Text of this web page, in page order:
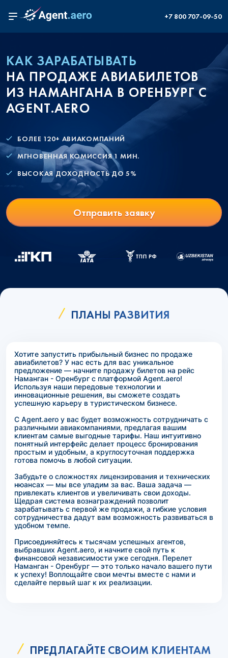
+7 800 707-09-50
КАК ЗАРАБАТЫВАТЬ
НА ПРОДАЖЕ АВИАБИЛЕТОВ
ИЗ НАМАНГАНА В ОРЕНБУРГ С
AGENT.AERO
БОЛЕЕ 120+ АВИАКОМПАНИЙ
МГНОВЕННАЯ КОМИССИЯ 1 МИН.
ВЫСОКАЯ ДОХОДНОСТЬ ДО 5%
Отправить заявку
ПЛАНЫ РАЗВИТИЯ
Хотите запустить прибыльный бизнес по продаже
авиабилетов? У нас есть для вас уникальное
предложение — начните продажу билетов на рейс
Наманган - Оренбург с платформой Agent.aero!
Используя наши передовые технологии и
инновационные решения, вы сможете создать
успешную карьеру в туристическом бизнесе.
С Agent.aero у вас будет возможность сотрудничать с
различными авиакомпаниями, предлагая вашим
клиентам самые выгодные тарифы. Наш интуитивно
понятный интерфейс делает процесс бронирования
простым и удобным, а круглосуточная поддержка
готова помочь в любой ситуации.
Забудьте о сложностях лицензирования и технических
нюансах — мы все уладим за вас. Ваша задача —
привлекать клиентов и увеличивать свои доходы.
Щедрая система вознаграждений позволит
зарабатывать с первой же продажи, а гибкие условия
сотрудничества дадут вам возможность развиваться в
удобном темпе.
Присоединяйтесь к тысячам успешных агентов,
выбравших Agent.aero, и начните свой путь к
финансовой независимости уже сегодня. Перелет
Наманган - Оренбург — это только начало вашего пути
к успеху! Воплощайте свои мечты вместе с нами и
сделайте первый шаг к их реализации.
ПРЕДЛАГАЙТЕ СВОИМ КЛИЕНТАМ